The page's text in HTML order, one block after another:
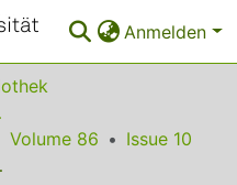
Anmelden
Volume 86
Issue 10
Neurons